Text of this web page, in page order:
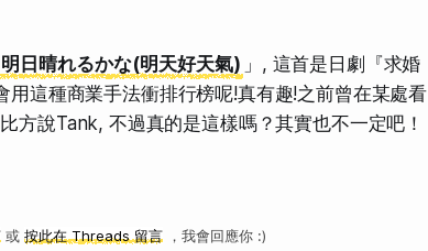
明日晴れるかな(明天好天氣) 」, 這首是日劇『求婚
這種商業手法衝排行榜呢!真有趣!之前曾在某處看
方說Tank, 不過真的是這樣嗎？其實也不一定吧！
或 按此在 Threads 留言 ，我會回應你 :)